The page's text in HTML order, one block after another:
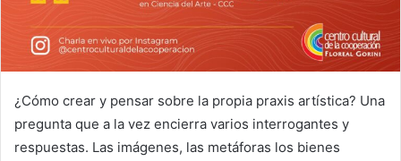
¿Cómo crear y pensar sobre la propia praxis artística? Una
pregunta que a la vez encierra varios interrogantes y
respuestas. Las imágenes, las metáforas los bienes